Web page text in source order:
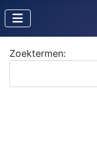
Zoekformulier
Zoektermen: